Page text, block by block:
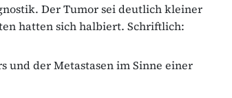
Der Tumor sei deutlich kleiner
hatten sich halbiert. Schriftlich:
und der Metastasen im Sinne einer